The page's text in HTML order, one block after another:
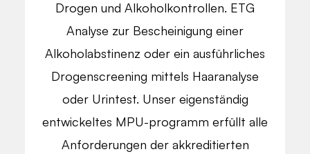
Drogen und Alkoholkontrollen. ETG
Analyse zur Bescheinigung einer
Alkoholabstinenz oder ein ausführliches
Drogenscreening mittels Haaranalyse
oder Urintest. Unser eigenständig
entwickeltes MPU-programm erfüllt alle
Anforderungen der akkreditierten